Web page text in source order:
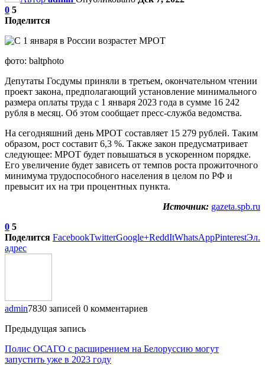
0 5
Поделится
фото: baltphoto
Депутаты Госдумы приняли в третьем, окончательном чтении
проект закона, предполагающий установление минимального
размера оплаты труда с 1 января 2023 года в сумме 16 242
рубля в месяц. Об этом сообщает пресс-служба ведомства.
На сегодняшний день МРОТ составляет 15 279 рублей. Таким
образом, рост составит 6,3 %. Также закон предусматривает
следующее: МРОТ будет повышаться в ускоренном порядке.
Его увеличение будет зависеть от темпов роста прожиточного
минимума трудоспособного населения в целом по РФ и
превысит их на три процентных пункта.
Источник: gazeta.spb.ru
0 5
Поделится FacebookTwitterGoogle+ReddItWhatsAppPinterestЭл.
адрес
admin7830 записей 0 комментариев
Предыдущая запись
Полис ОСАГО с расширением на Белоруссию могут
запустить уже в 2023 году